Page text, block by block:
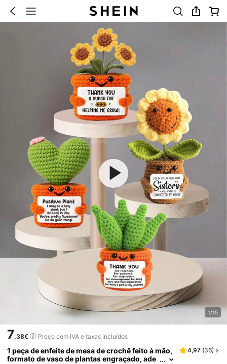
1/15
7,38€ Preço com IVA e taxas incluídos
1 peça de enfeite de mesa de crochê feito à mão,
formato de vaso de plantas engraçado, ade
4,97 (36)